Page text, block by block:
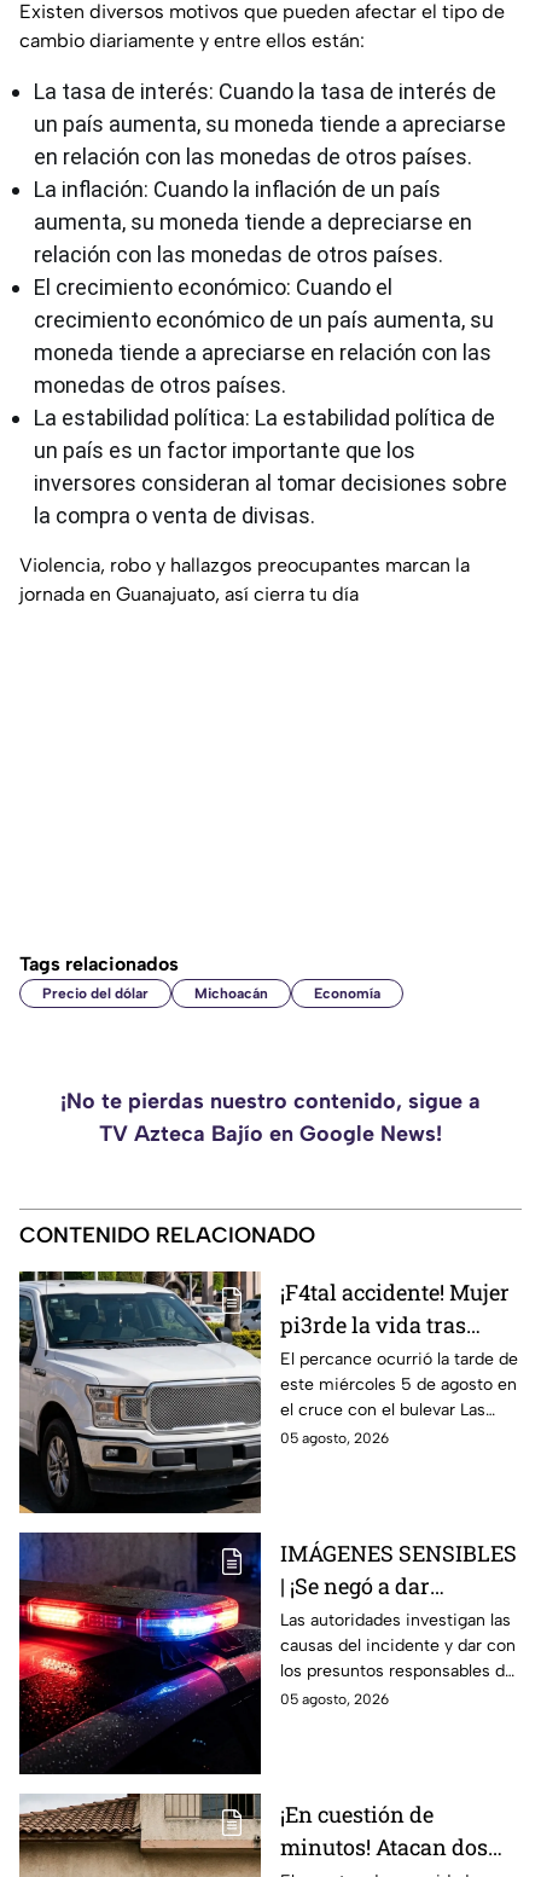
Existen diversos motivos que pueden afectar el tipo de
cambio diariamente y entre ellos están:
La tasa de interés: Cuando la tasa de interés de
un país aumenta, su moneda tiende a apreciarse
en relación con las monedas de otros países.
La inflación: Cuando la inflación de un país
aumenta, su moneda tiende a depreciarse en
relación con las monedas de otros países.
El crecimiento económico: Cuando el
crecimiento económico de un país aumenta, su
moneda tiende a apreciarse en relación con las
monedas de otros países.
La estabilidad política: La estabilidad política de
un país es un factor importante que los
inversores consideran al tomar decisiones sobre
la compra o venta de divisas.
Violencia, robo y hallazgos preocupantes marcan la
jornada en Guanajuato, así cierra tu día
Tags relacionados
Precio del dólar Michoacán Economía
¡No te pierdas nuestro contenido, sigue a
TV Azteca Bajío en Google News!
CONTENIDO RELACIONADO
¡F4tal accidente! Mujer
pi3rde la vida tras
chocar con unidad
oficial en Guanajuato;
así sucedió
El percance ocurrió la tarde de
este miércoles 5 de agosto en
el cruce con el bulevar Las
Torres y la calle Rayón.
05 agosto, 2026
IMÁGENES SENSIBLES
| ¡Se negó a dar
información y termina
en trag3dia! Así perdió
la vid4 un velador
mientras laboraba
Las autoridades investigan las
causas del incidente y dar con
los presuntos responsables del
hecho.
05 agosto, 2026
¡En cuestión de
minutos! Atacan dos